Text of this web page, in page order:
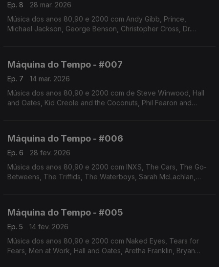
Ep. 8
28 mar. 2026
Música dos anos 80,90 e 2000 com Andy Gibb, Prince,
Michael Jackson, George Benson, Christopher Cross, Dr.
Máquina do Tempo - #007
Ep. 7
14 mar. 2026
Música dos anos 80,90 e 2000 com de Steve Winwood, Hall
and Oates, Kid Creole and the Coconuts, Phil Fearon and
Máquina do Tempo - #006
Ep. 6
28 fev. 2026
Música dos anos 80,90 e 2000 com INXS, The Cars, The Go-
Betweens, The Triffids, The Waterboys, Sarah McLachlan,
Máquina do Tempo - #005
Ep. 5
14 fev. 2026
Música dos anos 80,90 e 2000 com Naked Eyes, Tears for
Fears, Men at Work, Hall and Oates, Aretha Franklin, Bryan